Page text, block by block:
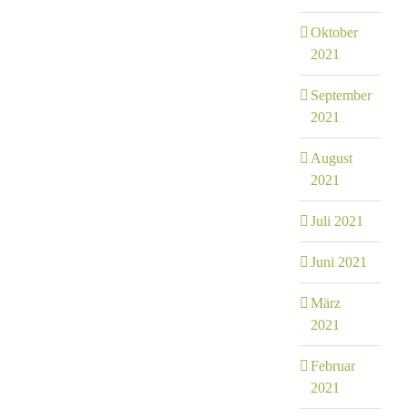
Oktober
2021
September
2021
August
2021
Juli 2021
Juni 2021
März
2021
Februar
2021